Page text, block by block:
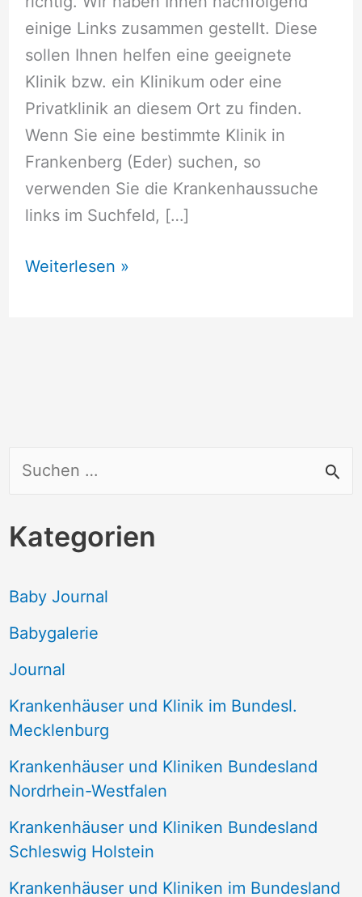
c
e
n
c
:
Kategorien
Baby Journal
Babygalerie
Journal
Krankenhäuser und Klinik im Bundesl.
Mecklenburg
Krankenhäuser und Kliniken Bundesland
Nordrhein-Westfalen
Krankenhäuser und Kliniken Bundesland
Schleswig Holstein
Krankenhäuser und Kliniken im Bundesland
einige Links zusammen gestellt. Diese
sollen Ihnen helfen eine geeignete
Klinik bzw. ein Klinikum oder eine
Privatklinik an diesem Ort zu finden.
Wenn Sie eine bestimmte Klinik in
Frankenberg (Eder) suchen, so
verwenden Sie die Krankenhaussuche
links im Suchfeld, […]
Krankenhaus
Weiterlesen »